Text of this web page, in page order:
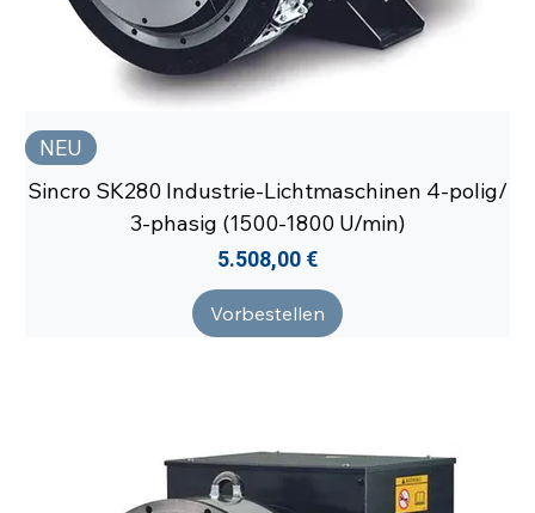
NEU
Sincro SK280 Industrie-Lichtmaschinen 4-polig/
3-phasig (1500-1800 U/min)
Preis
5.508,00 €
Vorbestellen